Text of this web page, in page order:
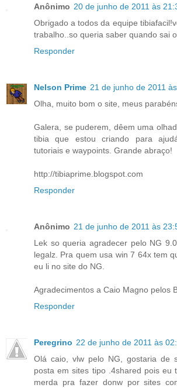
Anônimo 20 de junho de 2011 às
Obrigado a todos da equipe
trabalho..so queria saber quando sai
Responder
Nelson Prime 21 de junho de 2011
Olha, muito bom o site, meus
Galera, se puderem, dêem uma
tibia que estou criando para
tutoriais e waypoints. Grande abraço!
http://tibiaprime.blogspot.com
Responder
Anônimo 21 de junho de 2011 às
Lek so queria agradecer pelo NG
legalz. Pra quem usa win 7 64x tem
eu li no site do NG.
Agradecimentos a Caio Magno pelos
Responder
Peregrino 22 de junho de 2011 às
Olá caio, vlw pelo NG, gostaria de
posta em sites tipo .4shared pois eu
merda pra fazer donw por sites